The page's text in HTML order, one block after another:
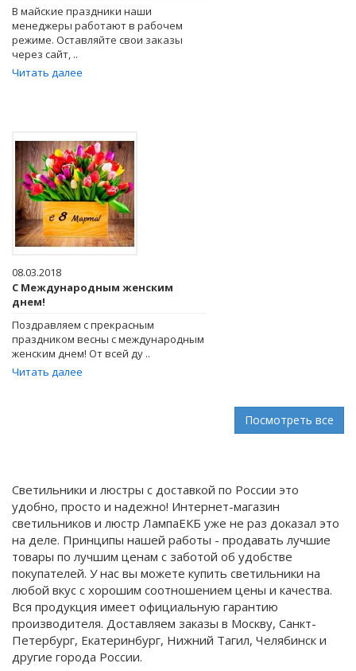
В майские праздники наши
менеджеры работают в рабочем
режиме. Оставляйте свои заказы
через сайт, ..
Читать далее
08.03.2018
С Международным женским
днем!
Поздравляем с прекрасным
праздником весны с международным
женским днем! От всей ду ..
Читать далее
Посмотреть все
Светильники и люстры с доставкой по России это
удобно, просто и надежно! Интернет-магазин
светильников и люстр ЛампаЕКБ уже не раз доказал это
на деле. Принципы нашей работы - продавать лучшие
товары по лучшим ценам с заботой об удобстве
покупателей. У нас вы можете купить светильники на
любой вкус с хорошим соотношением цены и качества.
Вся продукция имеет официальную гарантию
производителя. Доставляем заказы в Москву, Санкт-
Петербург, Екатеринбург, Нижний Тагил, Челябинск и
другие города России.